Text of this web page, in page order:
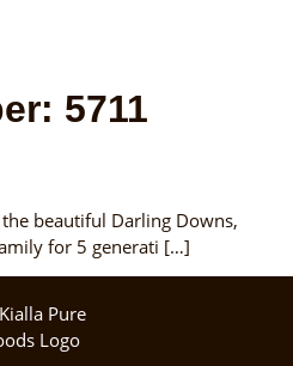
5711
beautiful Darling Downs,
for 5 generati […]